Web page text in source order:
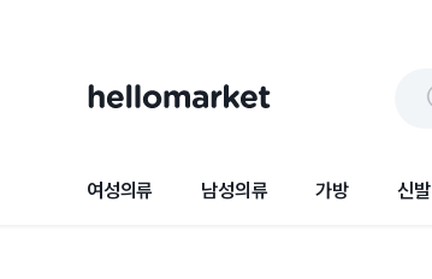
여성의류 남성의류 가방 신발